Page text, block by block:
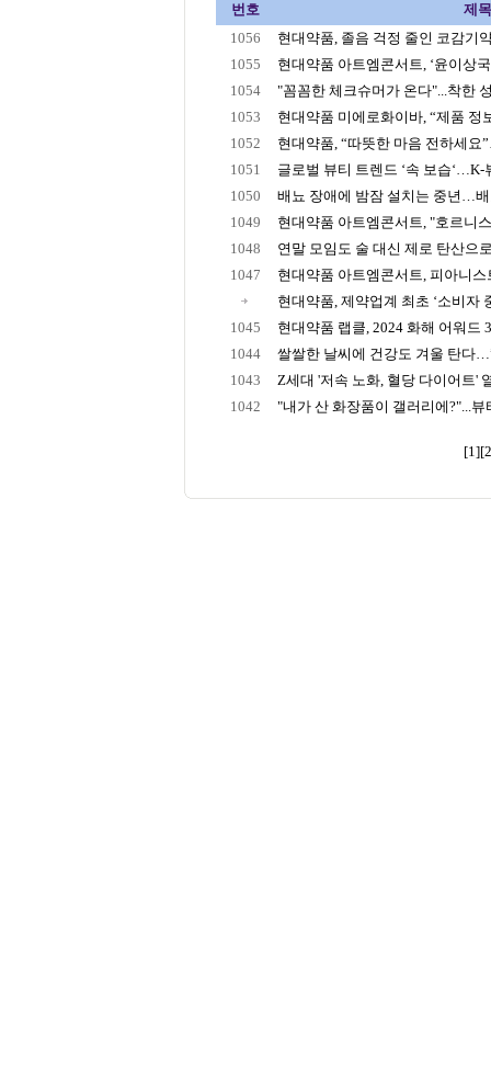
번호
제목
1056
현대약품, 졸음 걱정 줄인 코감기
1055
현대약품 아트엠콘서트, ‘윤이상
1054
"꼼꼼한 체크슈머가 온다"...착한
1053
현대약품 미에로화이바, “제품 정
1052
현대약품, “따뜻한 마음 전하세요
1051
글로벌 뷰티 트렌드 ‘속 보습‘…K-
1050
배뇨 장애에 밤잠 설치는 중년…
1049
현대약품 아트엠콘서트, "호르니
1048
연말 모임도 술 대신 제로 탄산으
1047
현대약품 아트엠콘서트, 피아니스
현대약품, 제약업계 최초 ‘소비자
1045
현대약품 랩클, 2024 화해 어워드
1044
쌀쌀한 날씨에 건강도 겨울 탄다
1043
Z세대 '저속 노화, 혈당 다이어트'
1042
"내가 산 화장품이 갤러리에?"...뷰
[1]